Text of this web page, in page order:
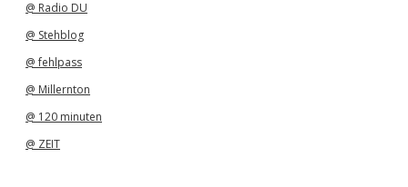
@ Radio DU
@ Stehblog
@ fehlpass
@ Millernton
@ 120 minuten
@ ZEIT